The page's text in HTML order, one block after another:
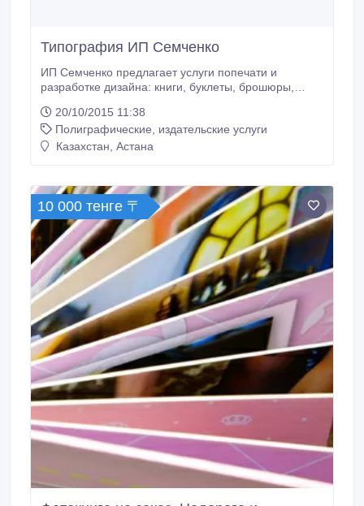
Типография ИП Семченко
ИП Семченко предлагает услуги попечати и
разработке дизайна: книги, буклеты, брошюры,
изображений на сувенирную и служебную
продукцию, широкоформатная печать -
интерьерная и инженерная и многое другое. ул.
20/10/2015 11:38
Полиграфические, издательские услуги
Казахстан, Астана
10 000 тенге 〒